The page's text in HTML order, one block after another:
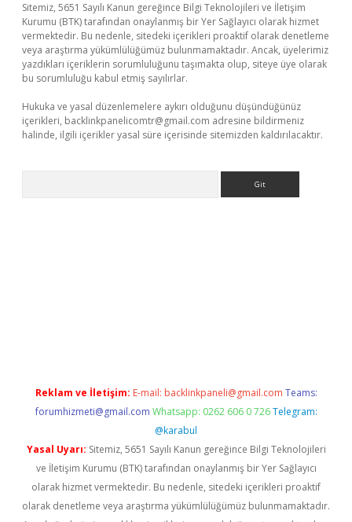
Sitemiz, 5651 Sayılı Kanun gereğince Bilgi Teknolojileri ve İletişim
Kurumu (BTK) tarafından onaylanmış bir Yer Sağlayıcı olarak hizmet
vermektedir. Bu nedenle, sitedeki içerikleri proaktif olarak denetleme
veya araştırma yükümlülüğümüz bulunmamaktadır. Ancak, üyelerimiz
yazdıkları içeriklerin sorumluluğunu taşımakta olup, siteye üye olarak
bu sorumluluğu kabul etmiş sayılırlar.
Hukuka ve yasal düzenlemelere aykırı olduğunu düşündüğünüz
içerikleri, backlinkpanelicomtr@gmail.com adresine bildirmeniz
halinde, ilgili içerikler yasal süre içerisinde sitemizden kaldırılacaktır.
Reklam ve İletişim: E-mail: backlinkpaneli@gmail.com Teams:
forumhizmeti@gmail.com Whatsapp: 0262 606 0 726 Telegram:
@karabul
Yasal Uyarı: Sitemiz, 5651 Sayılı Kanun gereğince Bilgi Teknolojileri
ve İletişim Kurumu (BTK) tarafından onaylanmış bir Yer Sağlayıcı
olarak hizmet vermektedir. Bu nedenle, sitedeki içerikleri proaktif
olarak denetleme veya araştırma yükümlülüğümüz bulunmamaktadır.